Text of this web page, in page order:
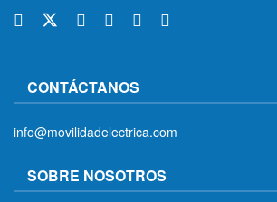
CONTÁCTANOS
info@movilidadelectrica.com
SOBRE NOSOTROS